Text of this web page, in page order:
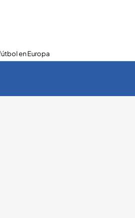
en Europa